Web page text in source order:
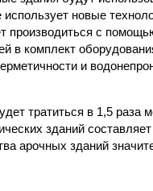
использует новые
производиться с
комплект
и
тратиться в 1,5 раза
зданий
арочных зданий